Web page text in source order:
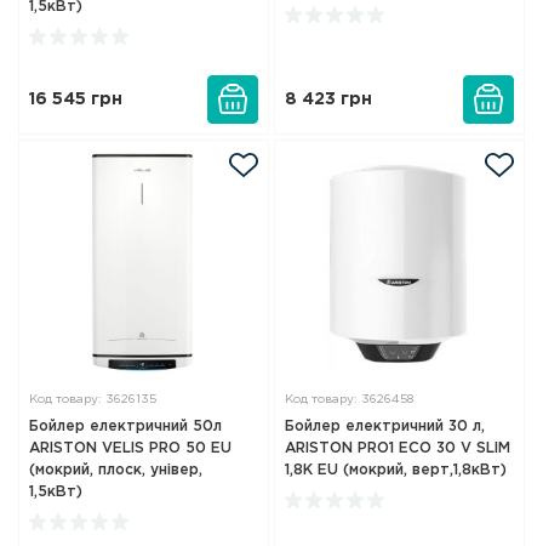
1,5кВт)
16 545 грн 8 423 грн
Код товару: 3626135
Бойлер електричний 50л
ARISTON VELIS PRO 50 EU
(мокрий, плоск, універ,
1,5кВт)
Код товару: 3626458
Бойлер електричний 30 л,
ARISTON PRO1 ECO 30 V SLIM
1,8K EU (мокрий, верт,1,8кВт)